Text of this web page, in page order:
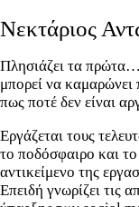
Νεκτάριος
Πλησιάζει τα
μπορεί να καμαρώνει
πως ποτέ δεν είναι
Εργάζεται τους
το ποδόσφαιρο και
αντικείμενο της
Επειδή γνωρίζει τις